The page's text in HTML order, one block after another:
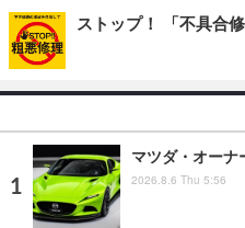
ストップ！ 「不具合
マツダ・オーナ
2026.8.6 Thu 5:56